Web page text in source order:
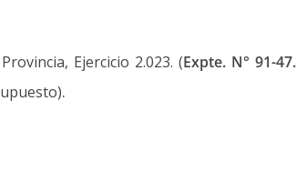
Ejercicio 2.023. (Expte. N° 91-
.